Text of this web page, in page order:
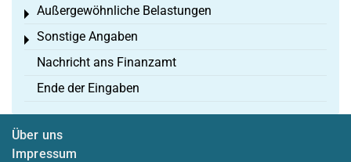
Außergewöhnliche Belastungen
Toggle menu
Sonstige Angaben
Toggle menu
Nachricht ans Finanzamt
Ende der Eingaben
Über uns
Impressum